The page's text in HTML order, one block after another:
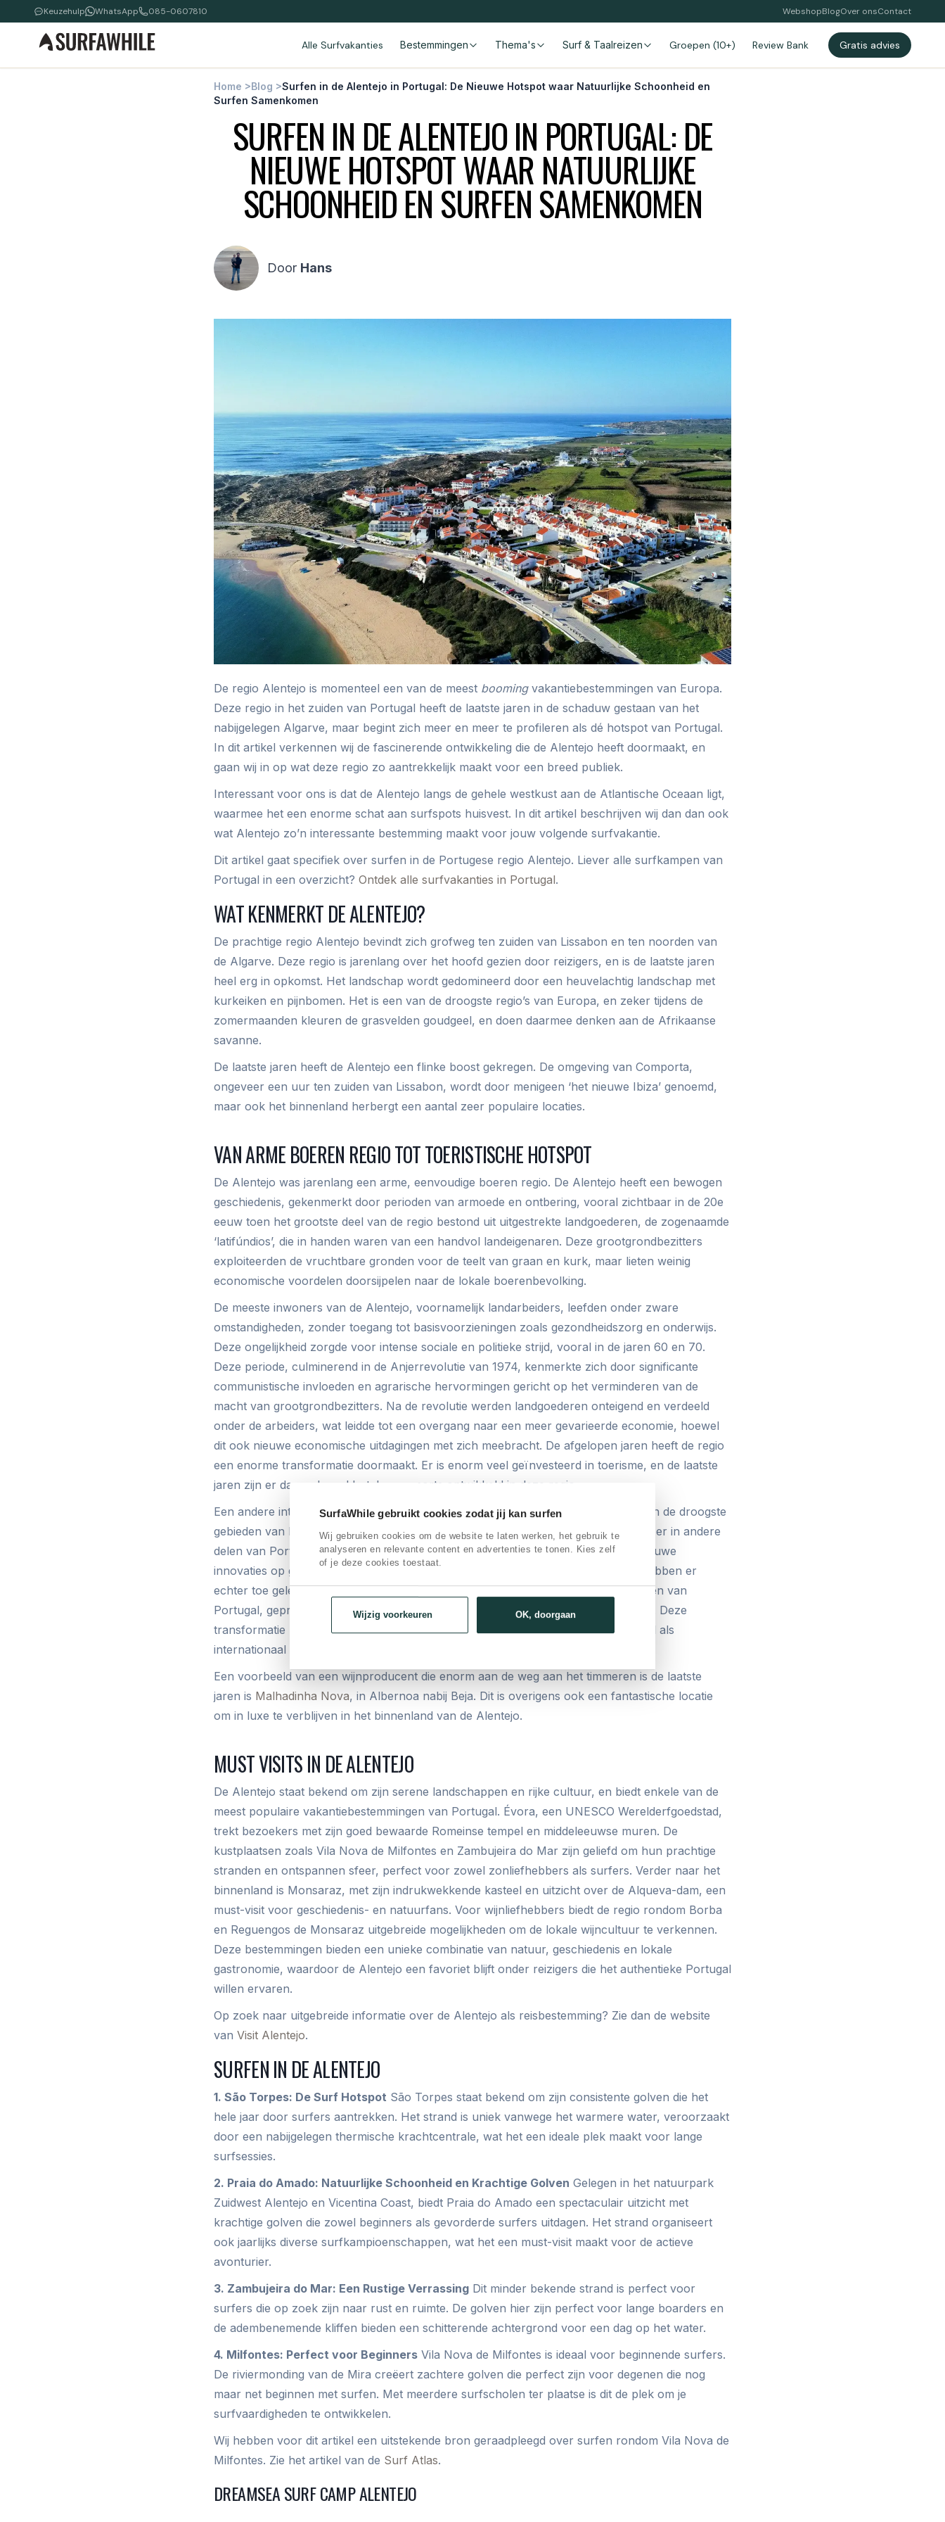
SurfaWhile gebruikt cookies zodat jij kan surfen
Wij gebruiken cookies om de website te laten werken, het gebruik te
analyseren en relevante content en advertenties te tonen. Kies zelf
of je deze cookies toestaat.
Wijzig voorkeuren OK, doorgaan
Keuzehulp WhatsApp 085-0607810 WebshopBlogOver onsContact
Alle Surfvakanties Bestemmingen Thema's Surf & Taalreizen Groepen (10+) Review Bank Gratis advies
Home >Blog >Surfen in de Alentejo in Portugal: De Nieuwe Hotspot waar Natuurlijke Schoonheid en
Surfen Samenkomen
SURFEN IN DE ALENTEJO IN PORTUGAL: DE
NIEUWE HOTSPOT WAAR NATUURLIJKE
SCHOONHEID EN SURFEN SAMENKOMEN
Door Hans
De regio Alentejo is momenteel een van de meest boomingvakantiebestemmingen van Europa.
Deze regio in het zuiden van Portugal heeft de laatste jaren in de schaduw gestaan van het
nabijgelegen Algarve, maar begint zich meer en meer te profileren als dé hotspot van Portugal.
In dit artikel verkennen wij de fascinerende ontwikkeling die de Alentejo heeft doormaakt, en
gaan wij in op wat deze regio zo aantrekkelijk maakt voor een breed publiek.
Interessant voor ons is dat de Alentejo langs de gehele westkust aan de Atlantische Oceaan ligt,
waarmee het een enorme schat aan surfspots huisvest. In dit artikel beschrijven wij dan dan ook
wat Alentejo zo’n interessante bestemming maakt voor jouw volgende surfvakantie.
Dit artikel gaat specifiek over surfen in de Portugese regio Alentejo. Liever alle surfkampen van
Portugal in een overzicht? Ontdek alle surfvakanties in Portugal.
WAT KENMERKT DE ALENTEJO?
De prachtige regio Alentejo bevindt zich grofweg ten zuiden van Lissabon en ten noorden van
de Algarve. Deze regio is jarenlang over het hoofd gezien door reizigers, en is de laatste jaren
heel erg in opkomst. Het landschap wordt gedomineerd door een heuvelachtig landschap met
kurkeiken en pijnbomen. Het is een van de droogste regio’s van Europa, en zeker tijdens de
zomermaanden kleuren de grasvelden goudgeel, en doen daarmee denken aan de Afrikaanse
savanne.
De laatste jaren heeft de Alentejo een flinke boost gekregen. De omgeving van Comporta,
ongeveer een uur ten zuiden van Lissabon, wordt door menigeen ‘het nieuwe Ibiza’ genoemd,
maar ook het binnenland herbergt een aantal zeer populaire locaties.
VAN ARME BOEREN REGIO TOT TOERISTISCHE HOTSPOT
De Alentejo was jarenlang een arme, eenvoudige boeren regio. De Alentejo heeft een bewogen
geschiedenis, gekenmerkt door perioden van armoede en ontbering, vooral zichtbaar in de 20e
eeuw toen het grootste deel van de regio bestond uit uitgestrekte landgoederen, de zogenaamde
‘latifúndios’, die in handen waren van een handvol landeigenaren. Deze grootgrondbezitters
exploiteerden de vruchtbare gronden voor de teelt van graan en kurk, maar lieten weinig
economische voordelen doorsijpelen naar de lokale boerenbevolking.
De meeste inwoners van de Alentejo, voornamelijk landarbeiders, leefden onder zware
omstandigheden, zonder toegang tot basisvoorzieningen zoals gezondheidszorg en onderwijs.
Deze ongelijkheid zorgde voor intense sociale en politieke strijd, vooral in de jaren 60 en 70.
Deze periode, culminerend in de Anjerrevolutie van 1974, kenmerkte zich door significante
communistische invloeden en agrarische hervormingen gericht op het verminderen van de
macht van grootgrondbezitters. Na de revolutie werden landgoederen onteigend en verdeeld
onder de arbeiders, wat leidde tot een overgang naar een meer gevarieerde economie, hoewel
dit ook nieuwe economische uitdagingen met zich meebracht. De afgelopen jaren heeft de regio
een enorme transformatie doormaakt. Er is enorm veel geïnvesteerd in toerisme, en de laatste
jaren zijn er dan ook veel hotels en resorts ontwikkeld in deze regio.
Een andere interessante ontwikkeling is de wijnindustrie. Omdat de Alentejo een van de droogste
gebieden van Europa is, was het nauwelijks mogelijk om wijn te verbouwen, terwijl er in andere
delen van Portugal zoals rond de Douro, enorm veel wijn werd geproduceerd. Nieuwe
innovaties op gebieden als irrigatietechnieken en duurzame landbouwpraktijken hebben er
echter toe geleid dat Alentejo thuisbasis is geworden van enkele van de beste wijnen van
Portugal, geproduceerd uit druivenrassen die optimaal gedijen in het lokale klimaat. Deze
transformatie heeft bijgedragen aan een bloeiende wijnindustrie die zowel nationaal als
internationaal erkend wordt voor haar kwaliteit.
Een voorbeeld van een wijnproducent die enorm aan de weg aan het timmeren is de laatste
jaren is Malhadinha Nova, in Albernoa nabij Beja. Dit is overigens ook een fantastische locatie
om in luxe te verblijven in het binnenland van de Alentejo.
MUST VISITS IN DE ALENTEJO
De Alentejo staat bekend om zijn serene landschappen en rijke cultuur, en biedt enkele van de
meest populaire vakantiebestemmingen van Portugal. Évora, een UNESCO Werelderfgoedstad,
trekt bezoekers met zijn goed bewaarde Romeinse tempel en middeleeuwse muren. De
kustplaatsen zoals Vila Nova de Milfontes en Zambujeira do Mar zijn geliefd om hun prachtige
stranden en ontspannen sfeer, perfect voor zowel zonliefhebbers als surfers. Verder naar het
binnenland is Monsaraz, met zijn indrukwekkende kasteel en uitzicht over de Alqueva-dam, een
must-visit voor geschiedenis- en natuurfans. Voor wijnliefhebbers biedt de regio rondom Borba
en Reguengos de Monsaraz uitgebreide mogelijkheden om de lokale wijncultuur te verkennen.
Deze bestemmingen bieden een unieke combinatie van natuur, geschiedenis en lokale
gastronomie, waardoor de Alentejo een favoriet blijft onder reizigers die het authentieke Portugal
willen ervaren.
Op zoek naar uitgebreide informatie over de Alentejo als reisbestemming? Zie dan de website
van Visit Alentejo.
SURFEN IN DE ALENTEJO
1. São Torpes: De Surf Hotspot São Torpes staat bekend om zijn consistente golven die het
hele jaar door surfers aantrekken. Het strand is uniek vanwege het warmere water, veroorzaakt
door een nabijgelegen thermische krachtcentrale, wat het een ideale plek maakt voor lange
surfsessies.
2. Praia do Amado: Natuurlijke Schoonheid en Krachtige Golven Gelegen in het natuurpark
Zuidwest Alentejo en Vicentina Coast, biedt Praia do Amado een spectaculair uitzicht met
krachtige golven die zowel beginners als gevorderde surfers uitdagen. Het strand organiseert
ook jaarlijks diverse surfkampioenschappen, wat het een must-visit maakt voor de actieve
avonturier.
3. Zambujeira do Mar: Een Rustige Verrassing Dit minder bekende strand is perfect voor
surfers die op zoek zijn naar rust en ruimte. De golven hier zijn perfect voor lange boarders en
de adembenemende kliffen bieden een schitterende achtergrond voor een dag op het water.
4. Milfontes: Perfect voor Beginners Vila Nova de Milfontes is ideaal voor beginnende surfers.
De riviermonding van de Mira creëert zachtere golven die perfect zijn voor degenen die nog
maar net beginnen met surfen. Met meerdere surfscholen ter plaatse is dit de plek om je
surfvaardigheden te ontwikkelen.
Wij hebben voor dit artikel een uitstekende bron geraadpleegd over surfen rondom Vila Nova de
Milfontes. Zie het artikel van de Surf Atlas.
DREAMSEA SURF CAMP ALENTEJO